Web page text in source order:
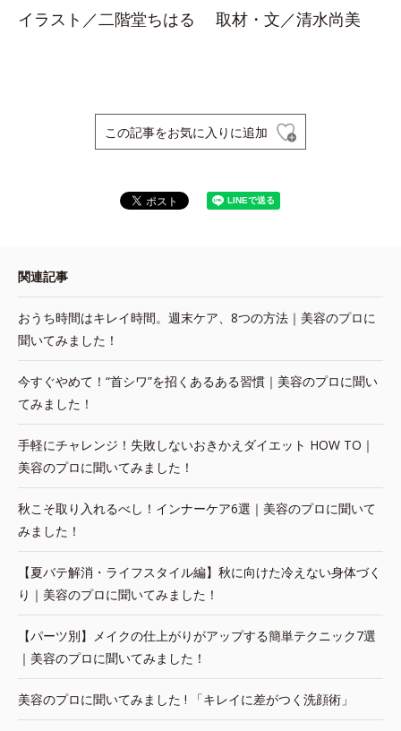
イラスト／二階堂ちはる 取材・文／清水尚美
この記事をお気に入りに追加
関連記事
おうち時間はキレイ時間。週末ケア、8つの方法｜美容のプロに
聞いてみました！
今すぐやめて！“首シワ”を招くあるある習慣｜美容のプロに聞い
てみました！
手軽にチャレンジ！失敗しないおきかえダイエット HOW TO｜
美容のプロに聞いてみました！
秋こそ取り入れるべし！インナーケア6選｜美容のプロに聞いて
みました！
【夏バテ解消・ライフスタイル編】秋に向けた冷えない身体づく
り｜美容のプロに聞いてみました！
【パーツ別】メイクの仕上がりがアップする簡単テクニック7選
｜美容のプロに聞いてみました！
美容のプロに聞いてみました ! 「キレイに差がつく洗顔術」